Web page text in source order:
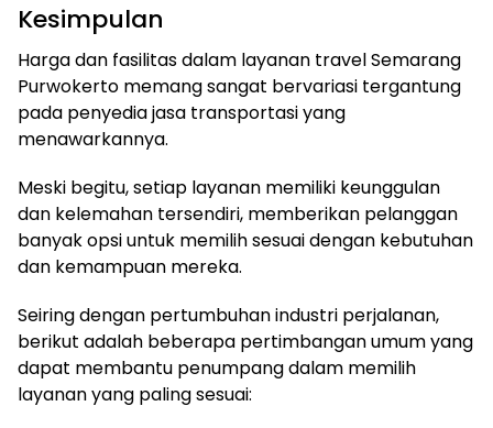
Kesimpulan
Harga dan fasilitas dalam layanan travel Semarang
Purwokerto memang sangat bervariasi tergantung
pada penyedia jasa transportasi yang
menawarkannya.
Meski begitu, setiap layanan memiliki keunggulan
dan kelemahan tersendiri, memberikan pelanggan
banyak opsi untuk memilih sesuai dengan kebutuhan
dan kemampuan mereka.
Seiring dengan pertumbuhan industri perjalanan,
berikut adalah beberapa pertimbangan umum yang
dapat membantu penumpang dalam memilih
layanan yang paling sesuai: